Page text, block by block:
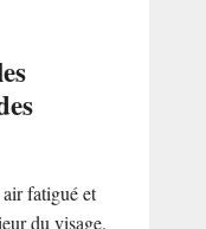
fatigué et
du visage.